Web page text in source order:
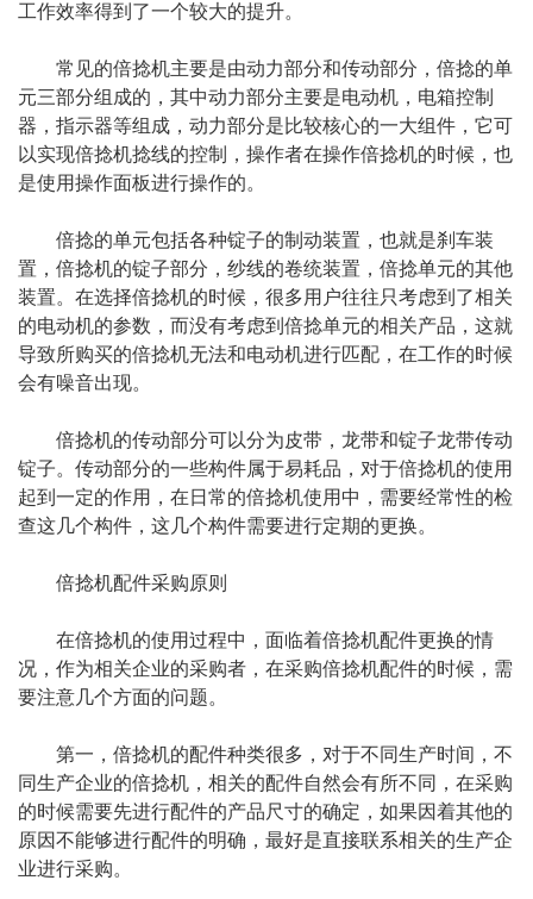
工作效率得到了一个较大的提升。
常见的倍捻机主要是由动力部分和传动部分，倍捻的单
元三部分组成的，其中动力部分主要是电动机，电箱控制
器，指示器等组成，动力部分是比较核心的一大组件，它可
以实现倍捻机捻线的控制，操作者在操作倍捻机的时候，也
是使用操作面板进行操作的。
倍捻的单元包括各种锭子的制动装置，也就是刹车装
置，倍捻机的锭子部分，纱线的卷统装置，倍捻单元的其他
装置。在选择倍捻机的时候，很多用户往往只考虑到了相关
的电动机的参数，而没有考虑到倍捻单元的相关产品，这就
导致所购买的倍捻机无法和电动机进行匹配，在工作的时候
会有噪音出现。
倍捻机的传动部分可以分为皮带，龙带和锭子龙带传动
锭子。传动部分的一些构件属于易耗品，对于倍捻机的使用
起到一定的作用，在日常的倍捻机使用中，需要经常性的检
查这几个构件，这几个构件需要进行定期的更换。
倍捻机配件采购原则
在倍捻机的使用过程中，面临着倍捻机配件更换的情
况，作为相关企业的采购者，在采购倍捻机配件的时候，需
要注意几个方面的问题。
第一，倍捻机的配件种类很多，对于不同生产时间，不
同生产企业的倍捻机，相关的配件自然会有所不同，在采购
的时候需要先进行配件的产品尺寸的确定，如果因着其他的
原因不能够进行配件的明确，最好是直接联系相关的生产企
业进行采购。